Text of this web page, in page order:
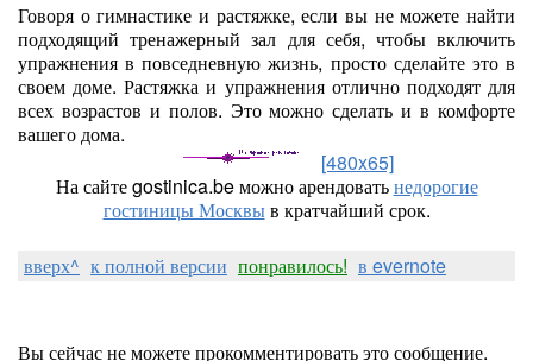
Говоря о гимнастике и растяжке, если вы не можете найти
подходящий тренажерный зал для себя, чтобы включить
упражнения в повседневную жизнь, просто сделайте это в
своем доме. Растяжка и упражнения отлично подходят для
всех возрастов и полов. Это можно сделать и в комфорте
вашего дома.
[480x65]
На сайте gostinica.be можно арендоватьнедорогие
гостиницы Москвыв кратчайший срок.
вверх^ к полной версии понравилось! в evernote
Вы сейчас не можете прокомментировать это сообщение.